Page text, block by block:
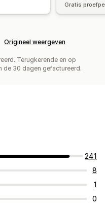
Gratis
Origineel weergeven
Terugkerende en op
de 30 dagen gefactureerd.
241
8
1
0